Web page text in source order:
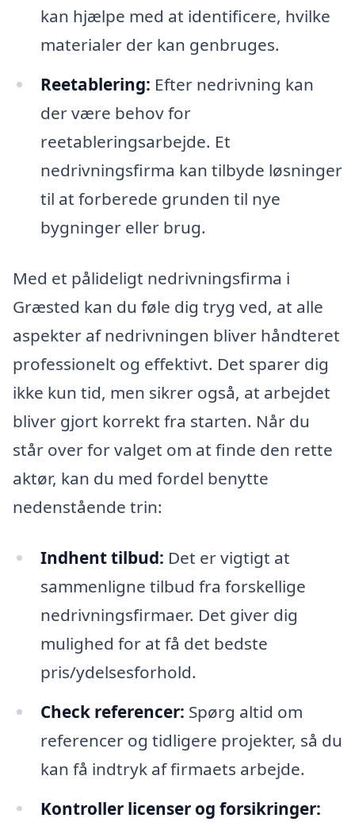
kan hjælpe med at identificere, hvilke
materialer der kan genbruges.
Reetablering: Efter nedrivning kan
der være behov for
reetableringsarbejde. Et
nedrivningsfirma kan tilbyde løsninger
til at forberede grunden til nye
bygninger eller brug.
Med et pålideligt nedrivningsfirma i
Græsted kan du føle dig tryg ved, at alle
aspekter af nedrivningen bliver håndteret
professionelt og effektivt. Det sparer dig
ikke kun tid, men sikrer også, at arbejdet
bliver gjort korrekt fra starten. Når du
står over for valget om at finde den rette
aktør, kan du med fordel benytte
nedenstående trin:
Indhent tilbud: Det er vigtigt at
sammenligne tilbud fra forskellige
nedrivningsfirmaer. Det giver dig
mulighed for at få det bedste
pris/ydelsesforhold.
Check referencer: Spørg altid om
referencer og tidligere projekter, så du
kan få indtryk af firmaets arbejde.
Kontroller licenser og forsikringer: